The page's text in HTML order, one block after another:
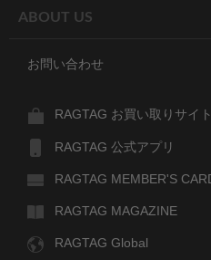
ABOUT US
お問い合わせ
RAGTAG お買い取りサイト
RAGTAG 公式アプリ
RAGTAG MEMBER'S
RAGTAG MAGAZINE
RAGTAG Global